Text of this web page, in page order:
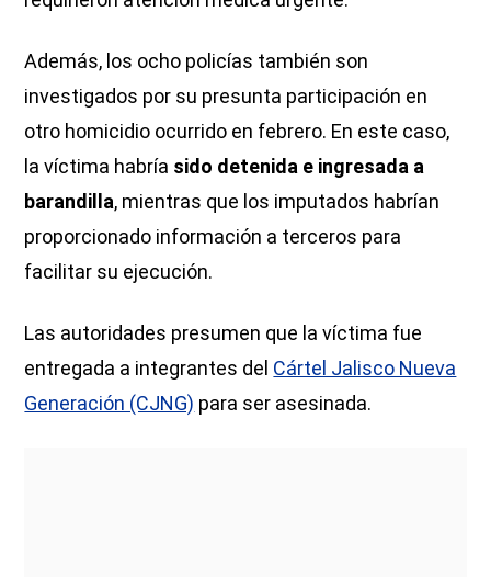
Además, los ocho policías también son
investigados por su presunta participación en
otro homicidio ocurrido en febrero. En este caso,
la víctima habría sido detenida e ingresada a
barandilla, mientras que los imputados habrían
proporcionado información a terceros para
facilitar su ejecución.
Las autoridades presumen que la víctima fue
entregada a integrantes del Cártel Jalisco Nueva
Generación (CJNG) para ser asesinada.